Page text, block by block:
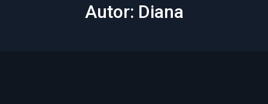
Autor: Diana